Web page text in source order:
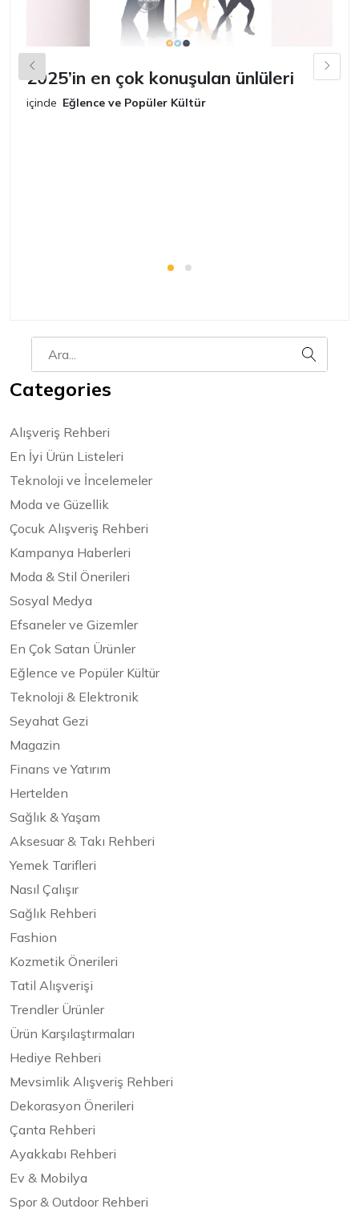
2025’in en çok konuşulan ünlüleri
içinde Eğlence ve Popüler Kültür
Categories
Alışveriş Rehberi
En İyi Ürün Listeleri
Teknoloji ve İncelemeler
Moda ve Güzellik
Çocuk Alışveriş Rehberi
Kampanya Haberleri
Moda & Stil Önerileri
Sosyal Medya
Efsaneler ve Gizemler
En Çok Satan Ürünler
Eğlence ve Popüler Kültür
Teknoloji & Elektronik
Seyahat Gezi
Magazin
Finans ve Yatırım
Hertelden
Sağlık & Yaşam
Aksesuar & Takı Rehberi
Yemek Tarifleri
Nasıl Çalışır
Sağlık Rehberi
Fashion
Kozmetik Önerileri
Tatil Alışverişi
Trendler Ürünler
Ürün Karşılaştırmaları
Hediye Rehberi
Mevsimlik Alışveriş Rehberi
Dekorasyon Önerileri
Çanta Rehberi
Ayakkabı Rehberi
Ev & Mobilya
Spor & Outdoor Rehberi